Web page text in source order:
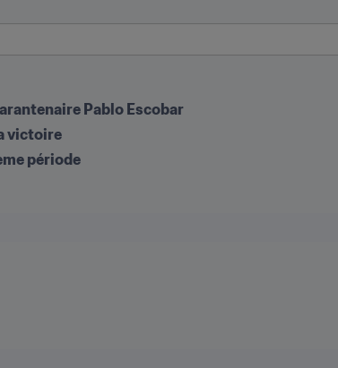
Pablo Escobar
victoire
période